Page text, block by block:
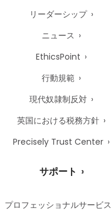
リーダーシップ
ニュース
EthicsPoint
行動規範
現代奴隷制反対
英国における税務方針
Precisely Trust Center
サポート
プロフェッショナルサービス